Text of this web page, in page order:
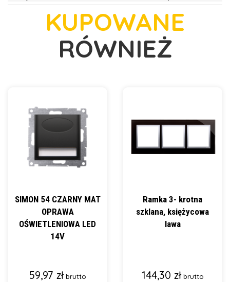
KUPOWANE
RÓWNIEŻ
SIMON 54 CZARNY MAT
OPRAWA
OŚWIETLENIOWA LED
14V
59,97 zł brutto
Ramka 3- krotna
szklana, księżycowa
lawa
144,30 zł brutto